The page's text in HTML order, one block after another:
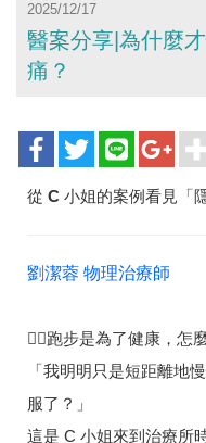
2025/12/17
醫案分享|為什麼
痛？
從 C 小姐的案例看見「
劉潔蓉 物理治療師
🏃‍♀️跑步是為了健康，怎
「我明明只是短距離地
服了？」
這是 C 小姐來到治療所